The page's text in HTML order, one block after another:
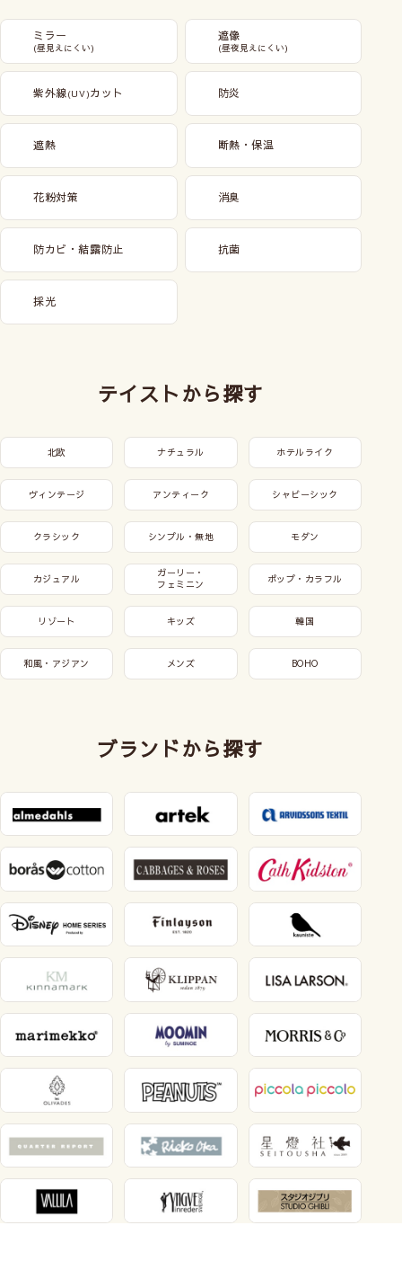
ミラー
(昼見えにくい)
遮像
(昼夜見えにくい)
紫外線(UV)カット 防炎
遮熱 断熱・保温
花粉対策 消臭
防カビ・結露防止 抗菌
採光
テイストから探す
北欧 ナチュラル ホテルライク
ヴィンテージ アンティーク シャビーシック
クラシック シンプル・無地 モダン
カジュアル
ガーリー・
フェミニン
ポップ・カラフル
リゾート キッズ 韓国
和風・アジアン メンズ BOHO
ブランドから探す